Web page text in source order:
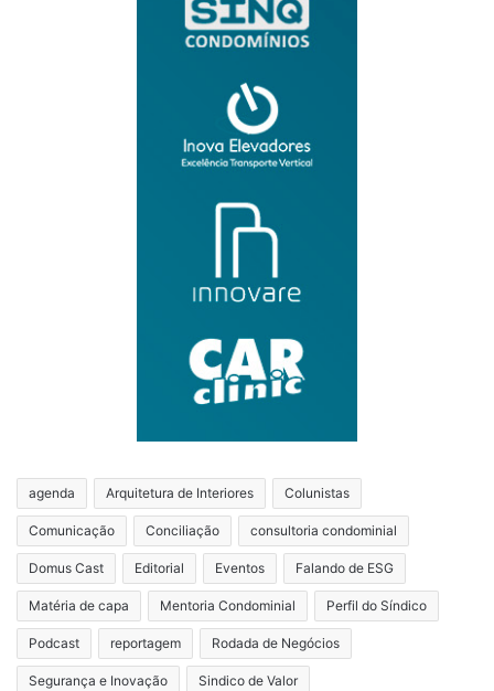
agenda Arquitetura de Interiores Colunistas
Comunicação Conciliação consultoria condominial
Domus Cast Editorial Eventos Falando de ESG
Matéria de capa Mentoria Condominial Perfil do Síndico
Podcast reportagem Rodada de Negócios
Segurança e Inovação Sindico de Valor